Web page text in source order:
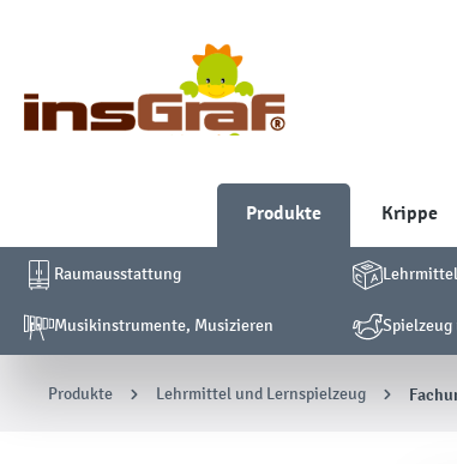
Produkte Krippe
Raumausstattung
Musikinstrumente, Musizieren Spielzeug
Produkte Lehrmittel und Lernspielzeug